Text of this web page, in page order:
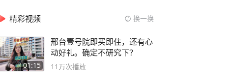
精彩视频 换一换
01:15
邢台壹号院即买即住，还有心
动好礼。确定不研究下？
11万次播放